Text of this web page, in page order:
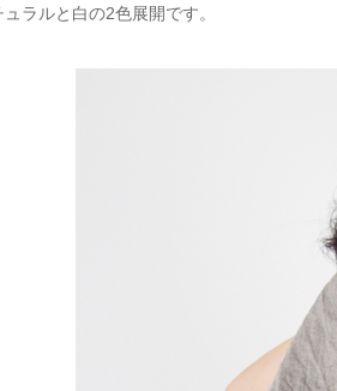
ラルと白の2色展開です。